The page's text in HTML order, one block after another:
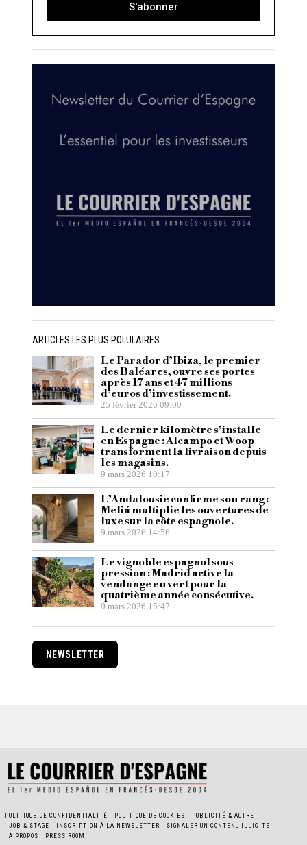
S'abonner
ARTICLES LES PLUS POLULAIRES
Le Parador d’Ibiza, le premier
des Baléares, ouvre ses portes
après 17 ans et 47 millions
d’euros d’investissement.
25 février 2026 09:00
Le dernier kilomètre s’installe
en Espagne : Alcampo et Woop
transforment la livraison depuis
les magasins.
9 mars 2026 10:17
L’Andalousie confirme son rang :
Meliá multiplie les ouvertures de
luxe sur la côte espagnole.
9 mars 2026 14:56
Le vignoble espagnol sous
pression : Madrid active la
vendange en vert pour la
quatrième année consécutive.
9 mars 2026 15:47
NEWSLETTER
POLITIQUE DE CONFIDENTIALITÉ POLITIQUE DE COOKIES
PUBLICITÉ & AUTRE
JOB & STAGE
INSCRIPTION À LA NEWSLETTER
SIGNALER UN CONTENU ILLICITE
À PROPOS
PRESS ROOM